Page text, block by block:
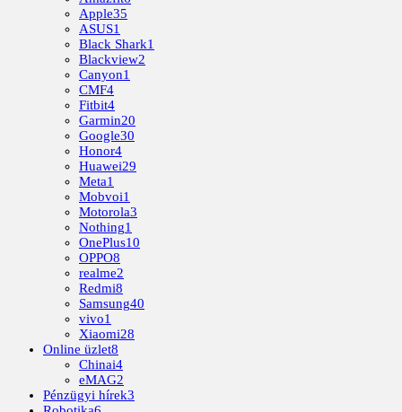
Apple35
ASUS1
Black Shark1
Blackview2
Canyon1
CMF4
Fitbit4
Garmin20
Google30
Honor4
Huawei29
Meta1
Mobvoi1
Motorola3
Nothing1
OnePlus10
OPPO8
realme2
Redmi8
Samsung40
vivo1
Xiaomi28
Online üzlet8
Chinai4
eMAG2
Pénzügyi hírek3